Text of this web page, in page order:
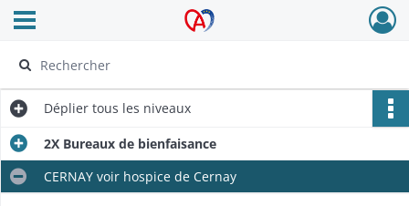
Archives Alsace - Colmar
Ouvrir le menu déroulant
Déplier tous les niveaux
2X Bureaux de bienfaisance
CERNAY voir hospice de Cernay